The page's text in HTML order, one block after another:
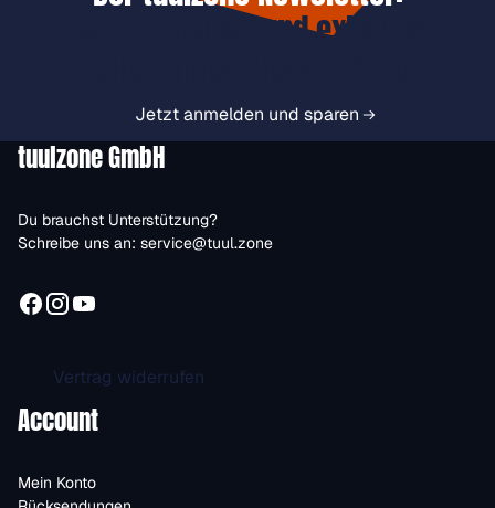
Jetzt anmelden und exklusive
Jetzt anmelden und sparen
tuulzone GmbH
Du brauchst Unterstützung?
Schreibe uns an: service@tuul.zone
Vertrag widerrufen
Account
Mein Konto